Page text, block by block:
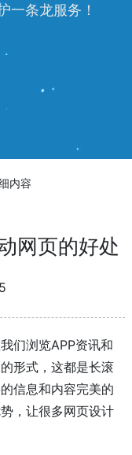
一条龙服务！
内容
网页的好处
们浏览APP资讯和
形式，这都是长滚
信息和内容完美的
，让很多网页设计